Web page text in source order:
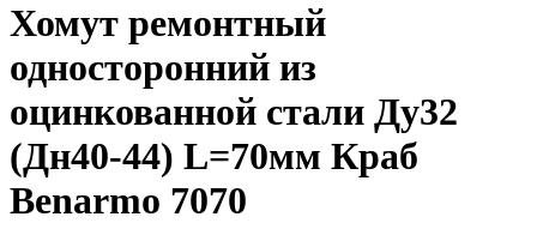
Хомут ремонтный
односторонний из
оцинкованной стали Ду32
(Дн40-44) L=70мм Краб
Benarmo 7070